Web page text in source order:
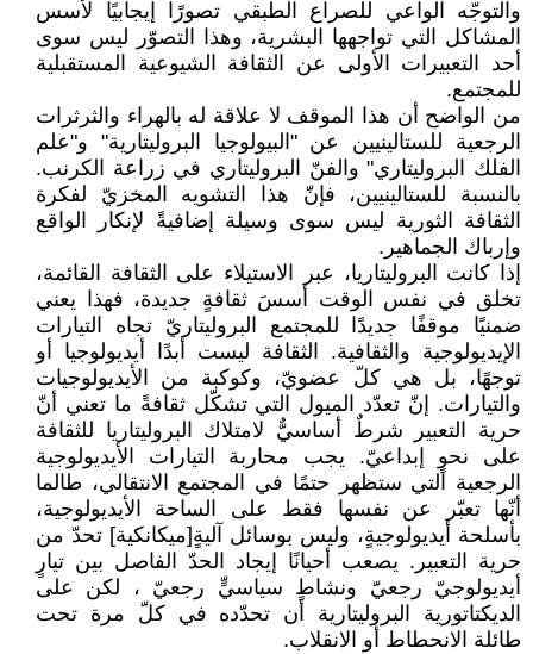
والتوجّه الواعي للصراع الطبقي تصورًا إيجابيًا لأسس
المشاكل التي ‏تواجهها البشرية، وهذا التصوّر ليس سوى
أحد التعبيرات الأولى عن الثقافة الشيوعية المستقبلية
للمجتمع‎.‎
من الواضح أن هذا الموقف لا علاقة له بالهراء والثرثرات
الرجعية للستالينيين عن "البيولوجيا البروليتارية" ‏و"علم
الفلك البروليتاري" والفنّ البروليتاري في زراعة الكرنب.
بالنسبة للستالينيين، فإنّ هذا التشويه المخزيّ ‏لفكرة
الثقافة الثورية ليس سوى وسيلة إضافيةً لإنكار الواقع
وإرباك الجماهير‎.‎
إذا كانت البروليتاريا، عبر الاستيلاء على الثقافة القائمة،
تخلق في نفس الوقت أسسَ ثقافةٍ جديدة، فهذا ‏يعني
ضمنيًا موقفًا جديدًا للمجتمع البروليتاريّ تجاه التيارات
الإيديولوجية والثقافية. الثقافة ليست أبدًا ‏أيديولوجيا أو
توجهًا، بل هي كلّ عضويّ، وكوكبة من الأيديولوجيات
والتيارات. إنّ تعدّد الميول التي ‏تشكّل ثقافةً ما تعني أنّ
حرية التعبير شرطٌ أساسيٌّ لامتلاك البروليتاريا للثقافة
على نحوٍ إبداعيّ. يجب ‏محاربة التيارات الأيديولوجية
الرجعية التي ستظهر حتمًا في المجتمع الانتقالي، طالما
أنّها تعبّر عن ‏نفسها فقط على الساحة الأيديولوجية،
بأسلحة أيديولوجيةٍ، وليس بوسائل آليةٍ[ميكانكية] تحدّ من
حرية ‏التعبير. يصعب أحيانًا إيجاد الحدّ الفاصل بين تيارٍ
أيديولوجيّ رجعيّ ونشاطٍ سياسيٍّ رجعيّ ، لكن على
‏الديكتاتورية البروليتارية أن تحدّده في كلّ مرة تحت
طائلة الانحطاط أو الانقلاب‎.‎